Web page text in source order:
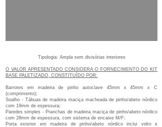
Tipologia: Ampla sem divisórias interiores
O VALOR APRESENTADO CONSIDERA O FORNECIMENTO DO KIT
BASE PALETIZADO, CONSTITUÍDO POR:
Barrotes em madeira de pinho autoclave 45mm x 45mm x C
(comprimento);
Soalho - Tábuas de madeira maciça macheada de pinho/abeto nórdico
com 19mm de espessura;
Paredes simples - Pranchas de madeira maciça de pinho/abeto nórdico
com 28mm de espessura, com sistema de encaixe M/F;
Porta exterior em madeira de pinho/abeto nórdico inclui vidro e